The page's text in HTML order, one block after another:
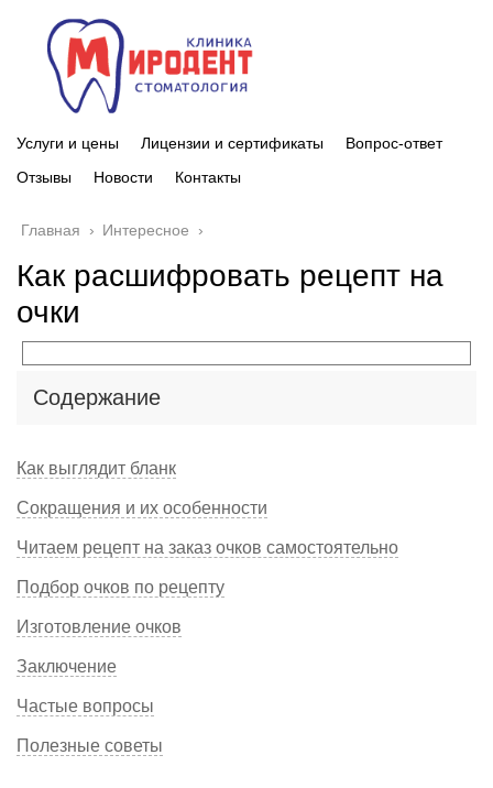
Услуги и цены Лицензии и сертификаты
Вопрос-ответ
Отзывы
Новости Контакты
Главная › Интересное ›
Как расшифровать рецепт на
очки
Содержание
Как выглядит бланк
Сокращения и их особенности
Читаем рецепт на заказ очков самостоятельно
Подбор очков по рецепту
Изготовление очков
Заключение
Частые вопросы
Полезные советы